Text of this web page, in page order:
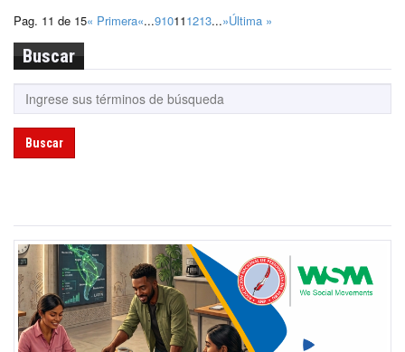
Pag. 11 de 15« Primera«...910111213...»Última »
Buscar
Buscar